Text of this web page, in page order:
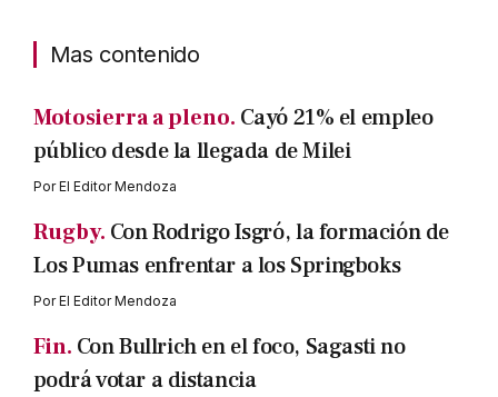
Mas contenido
Motosierra a pleno. Cayó 21% el empleo
público desde la llegada de Milei
PorEl Editor Mendoza
Rugby. Con Rodrigo Isgró, la formación de
Los Pumas enfrentar a los Springboks
PorEl Editor Mendoza
Fin. Con Bullrich en el foco, Sagasti no
podrá votar a distancia